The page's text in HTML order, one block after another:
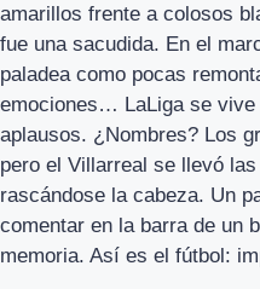
amarillos frente a colosos
fue una sacudida. En el
paladea como pocas
emociones… LaLiga se
aplausos. ¿Nombres? Los
pero el Villarreal se llevó
rascándose la cabeza. Un
comentar en la barra de un
memoria. Así es el fútbol: